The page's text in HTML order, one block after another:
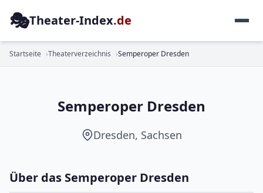
🎭Theater-Index.de
Startseite Theaterverzeichnis Semperoper Dresden
OPER
Semperoper Dresden
Dresden, Sachsen
Über das Semperoper Dresden